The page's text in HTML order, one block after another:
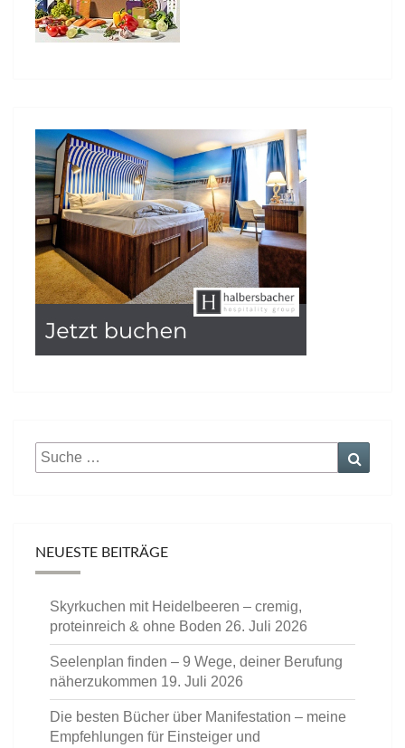
Suche
nach:
NEUESTE BEITRÄGE
Skyrkuchen mit Heidelbeeren – cremig,
proteinreich & ohne Boden 26. Juli 2026
Seelenplan finden – 9 Wege, deiner Berufung
näherzukommen 19. Juli 2026
Die besten Bücher über Manifestation – meine
Empfehlungen für Einsteiger und